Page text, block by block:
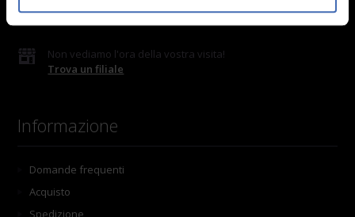
hello@luxoia.com
Non vediamo l'ora della vostra visita!
Trova un filiale
Informazione
Domande frequenti
Acquisto
Spedizione